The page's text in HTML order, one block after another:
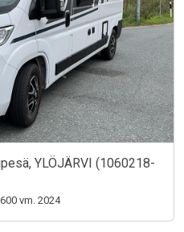
YLÖJÄRVI (1060218-
vm. 2024